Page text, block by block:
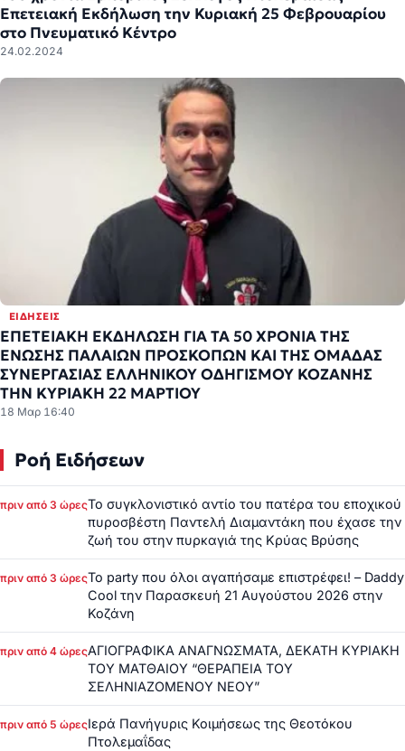
Επετειακή Εκδήλωση την Κυριακή 25 Φεβρουαρίου
στο Πνευματικό Κέντρο
24.02.2024
ΕΙΔΉΣΕΙΣ
ΕΠΕΤΕΙΑΚΗ ΕΚΔΗΛΩΣΗ ΓΙΑ ΤΑ 50 ΧΡΟΝΙΑ ΤΗΣ
ΕΝΩΣΗΣ ΠΑΛΑΙΩΝ ΠΡΟΣΚΟΠΩΝ ΚΑΙ ΤΗΣ ΟΜΑΔΑΣ
ΣΥΝΕΡΓΑΣΙΑΣ ΕΛΛΗΝΙΚΟΥ ΟΔΗΓΙΣΜΟΥ ΚΟΖΑΝΗΣ
ΤΗΝ ΚΥΡΙΑΚΗ 22 ΜΑΡΤΙΟΥ
18 Μαρ 16:40
Ροή Ειδήσεων
πριν από 3 ώρεςΤο συγκλονιστικό αντίο του πατέρα του εποχικού
πυροσβέστη Παντελή Διαμαντάκη που έχασε την
ζωή του στην πυρκαγιά της Κρύας Βρύσης
πριν από 3 ώρεςΤο party που όλοι αγαπήσαμε επιστρέφει! – Daddy
Cool την Παρασκευή 21 Αυγούστου 2026 στην
Κοζάνη
πριν από 4 ώρεςΑΓΙΟΓΡΑΦΙΚΑ ΑΝΑΓΝΩΣΜΑΤΑ, ΔΕΚΑΤΗ ΚΥΡΙΑΚΗ
ΤΟΥ ΜΑΤΘΑΙΟΥ “ΘΕΡΑΠΕΙΑ ΤΟΥ
ΣΕΛΗΝΙΑΖΟΜΕΝΟΥ ΝΕΟΥ”
πριν από 5 ώρεςΙερά Πανήγυρις Κοιμήσεως της Θεοτόκου
Πτολεμαΐδας